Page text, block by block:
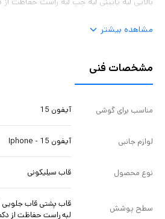
مشاهده بیشتر
مشخصات فنی
مناسب برای گوشی آیفون 15
لوازم جانبی آیفون 15 - Iphone
نوع محصول قاب سیلیکونی
سطح پوشش
قاب پشتی قاب جلویی
لبه راست حفاظت از